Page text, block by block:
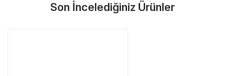
Servis Portalı →
Son İncelediğiniz Ürünler